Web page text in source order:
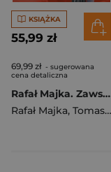
KSIĄŻKA
55,99 zł
69,99 zł - sugerowana
cena detaliczna
Rafał Majka. Zawsze z przodu. Rozmawia Tomasz Kalemba - książka z autografem
Rafał Majka, Tomasz Kalemba